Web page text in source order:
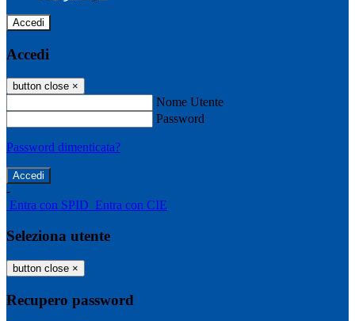
Accedi
Accedi
button close ×
Nome Utente
Password
Password dimenticata?
-
Entra con SPID Entra con CIE
Seleziona utente
button close ×
Recupero password